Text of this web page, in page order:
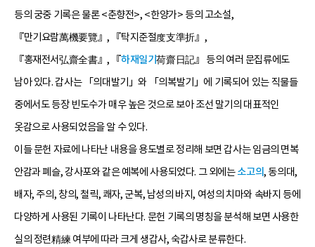
등의 궁중 기록은 물론 <춘향전>, <한양가> 등의 고소설,
『만기요람萬機要覽』, 『탁지준절度支準折』,
『홍재전서弘齋全書』, 『하재일기荷齋日記』 등의 여러 문집류에도
남아 있다. 갑사는 「의대발기」와 「의복발기」에 기록되어 있는 직물들
중에서도 등장 빈도수가 매우 높은 것으로 보아 조선 말기의 대표적인
옷감으로 사용되었음을 알 수 있다.
이들 문헌 자료에 나타난 내용을 용도별로 정리해 보면 갑사는 임금의 면복
안감과 폐슬, 강사포와 같은 예복에 사용되었다. 그 외에는소고의, 동의대,
배자, 주의, 창의, 철릭, 쾌자, 군복, 남성의 바지, 여성의 치마와 속바지 등에
다양하게 사용된 기록이 나타난다. 문헌 기록의 명칭을 분석해 보면 사용한
실의 정련精練 여부에 따라 크게 생갑사, 숙갑사로 분류한다.